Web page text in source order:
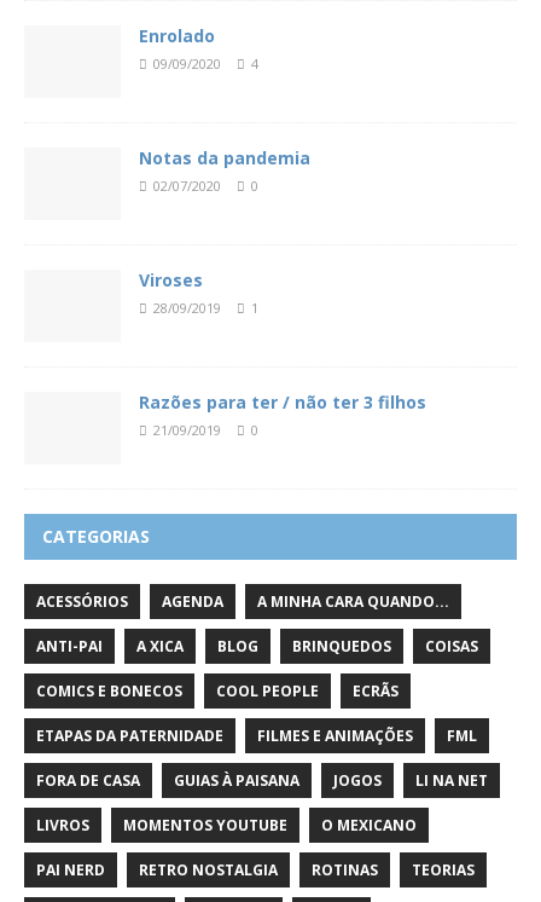
Enrolado
09/09/2020 4
Notas da pandemia
02/07/2020 0
Viroses
28/09/2019 1
Razões para ter / não ter 3 filhos
21/09/2019 0
CATEGORIAS
ACESSÓRIOS AGENDA A MINHA CARA QUANDO...
ANTI-PAI A XICA BLOG BRINQUEDOS COISAS
COMICS E BONECOS COOL PEOPLE ECRÃS
ETAPAS DA PATERNIDADE FILMES E ANIMAÇÕES FML
FORA DE CASA GUIAS À PAISANA JOGOS LI NA NET
LIVROS MOMENTOS YOUTUBE O MEXICANO
PAI NERD RETRO NOSTALGIA ROTINAS TEORIAS